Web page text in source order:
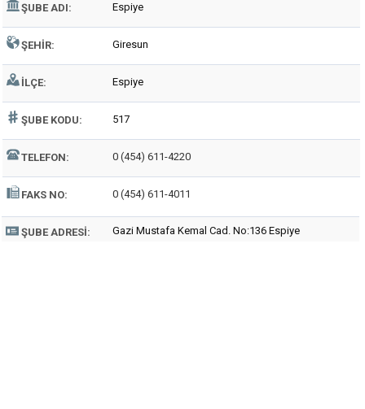
ŞUBE ADI: Espiye
ŞEHIR: Giresun
İLÇE: Espiye
ŞUBE KODU: 517
TELEFON: 0 (454) 611-4220
FAKS NO: 0 (454) 611-4011
ŞUBE ADRESI: Gazi Mustafa Kemal Cad. No:136 Espiye